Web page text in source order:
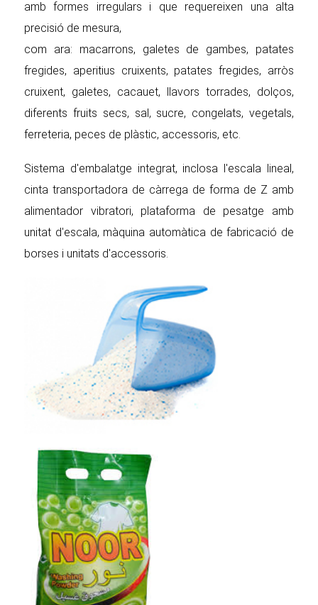
amb formes irregulars i que requereixen una alta
precisió de mesura,
com ara: macarrons, galetes de gambes, patates
fregides, aperitius cruixents, patates fregides, arròs
cruixent, galetes, cacauet, llavors torrades, dolços,
diferents fruits secs, sal, sucre, congelats, vegetals,
ferreteria, peces de plàstic, accessoris, etc.
Sistema d'embalatge integrat, inclosa l'escala lineal,
cinta transportadora de càrrega de forma de Z amb
alimentador vibratori, plataforma de pesatge amb
unitat d'escala, màquina automàtica de fabricació de
borses i unitats d'accessoris.